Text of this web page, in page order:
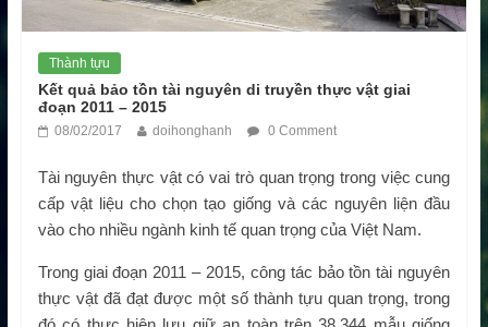
Thành tựu
Kết quả bảo tồn tài nguyên di truyền thực vật giai
đoạn 2011 – 2015
08/02/2017 doihonghanh 0 Comment
Tài nguyên thực vật có vai trò quan trọng trong việc cung
cấp vật liệu cho chọn tạo giống và các nguyên liện đầu
vào cho nhiều ngành kinh tế quan trọng của Việt Nam.
Trong giai đoạn 2011 – 2015, công tác bảo tồn tài nguyên
thực vật đã đạt được một số thành tựu quan trọng, trong